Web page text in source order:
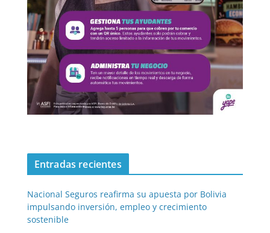
Entradas recientes
Nacional Seguros reafirma su apuesta por Bolivia
impulsando inversión, empleo y crecimiento
sostenible